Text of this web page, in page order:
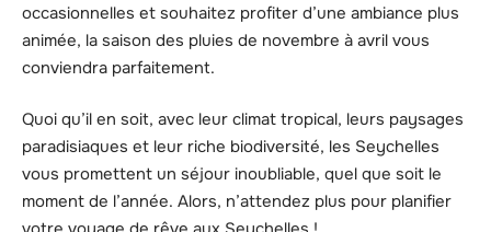
occasionnelles et souhaitez profiter d’une ambiance plus
animée, la saison des pluies de novembre à avril vous
conviendra parfaitement.
Quoi qu’il en soit, avec leur climat tropical, leurs paysages
paradisiaques et leur riche biodiversité, les Seychelles
vous promettent un séjour inoubliable, quel que soit le
moment de l’année. Alors, n’attendez plus pour planifier